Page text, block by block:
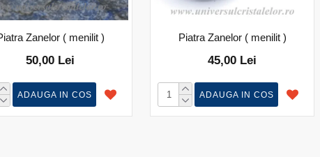
Zanelor ( menilit )
50,00 Lei
ADAUGA IN COS
Piatra Zanelor ( menilit )
45,00 Lei
ADAUGA IN COS